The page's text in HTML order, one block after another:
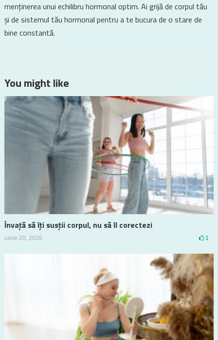
menținerea unui echilibru hormonal optim. Ai grijă de corpul tău
și de sistemul tău hormonal pentru a te bucura de o stare de
bine constantă.
You might like
Învață să îți susții corpul, nu să îl corectezi
iunie 20, 2026 1